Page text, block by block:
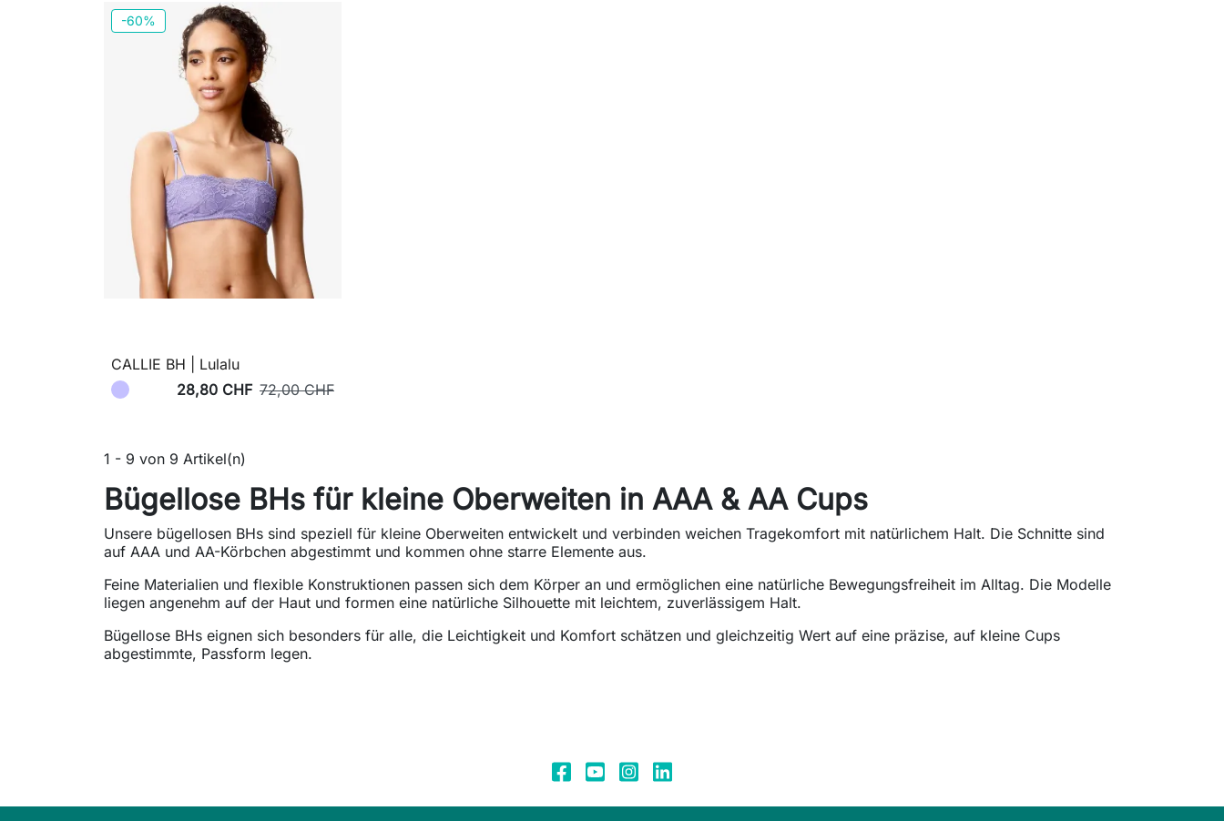
-60%
CALLIE BH | Lulalu
28,80 CHF 72,00 CHF
1 - 9 von 9 Artikel(n)
Bügellose BHs für kleine Oberweiten in AAA & AA Cups
Unsere bügellosen BHs sind speziell für kleine Oberweiten entwickelt und verbinden weichen Tragekomfort mit natürlichem Halt. Die Schnitte sind
auf AAA und AA-Körbchen abgestimmt und kommen ohne starre Elemente aus.
Feine Materialien und flexible Konstruktionen passen sich dem Körper an und ermöglichen eine natürliche Bewegungsfreiheit im Alltag. Die Modelle
liegen angenehm auf der Haut und formen eine natürliche Silhouette mit leichtem, zuverlässigem Halt.
Bügellose BHs eignen sich besonders für alle, die Leichtigkeit und Komfort schätzen und gleichzeitig Wert auf eine präzise, auf kleine Cups
abgestimmte, Passform legen.